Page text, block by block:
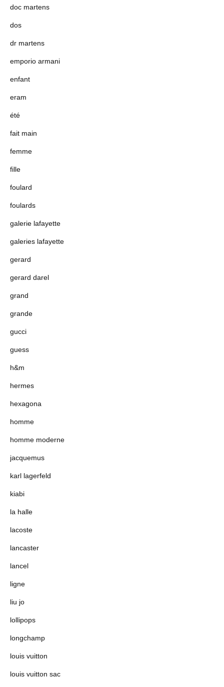
doc martens
dos
dr martens
emporio armani
enfant
eram
été
fait main
femme
fille
foulard
foulards
galerie lafayette
galeries lafayette
gerard
gerard darel
grand
grande
gucci
guess
h&m
hermes
hexagona
homme
homme moderne
jacquemus
karl lagerfeld
kiabi
la halle
lacoste
lancaster
lancel
ligne
liu jo
lollipops
longchamp
louis vuitton
louis vuitton sac